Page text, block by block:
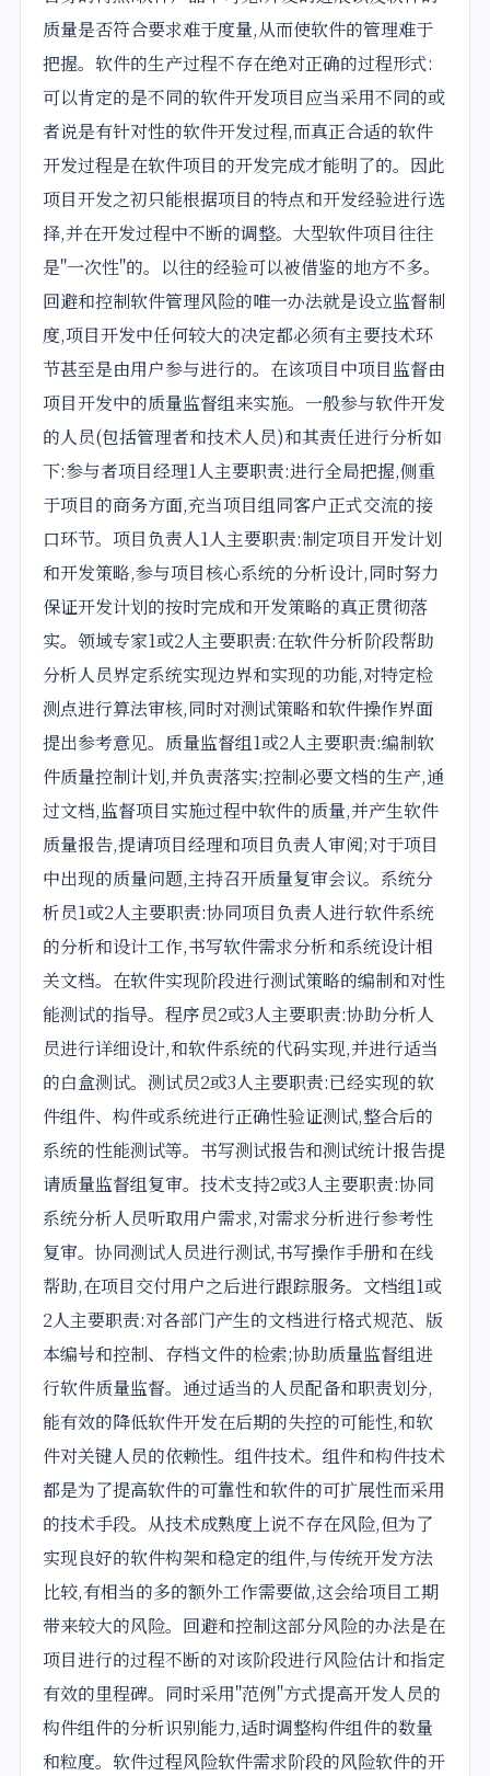
质量是否符合要求难于度量,从而使软件的管理难于
把握。软件的生产过程不存在绝对正确的过程形式:
可以肯定的是不同的软件开发项目应当采用不同的或
者说是有针对性的软件开发过程,而真正合适的软件
开发过程是在软件项目的开发完成才能明了的。因此
项目开发之初只能根据项目的特点和开发经验进行选
择,并在开发过程中不断的调整。大型软件项目往往
是"一次性"的。以往的经验可以被借鉴的地方不多。
回避和控制软件管理风险的唯一办法就是设立监督制
度,项目开发中任何较大的决定都必须有主要技术环
节甚至是由用户参与进行的。在该项目中项目监督由
项目开发中的质量监督组来实施。一般参与软件开发
的人员(包括管理者和技术人员)和其责任进行分析如
下:参与者项目经理1人主要职责:进行全局把握,侧重
于项目的商务方面,充当项目组同客户正式交流的接
口环节。项目负责人1人主要职责:制定项目开发计划
和开发策略,参与项目核心系统的分析设计,同时努力
保证开发计划的按时完成和开发策略的真正贯彻落
实。领域专家1或2人主要职责:在软件分析阶段帮助
分析人员界定系统实现边界和实现的功能,对特定检
测点进行算法审核,同时对测试策略和软件操作界面
提出参考意见。质量监督组1或2人主要职责:编制软
件质量控制计划,并负责落实;控制必要文档的生产,通
过文档,监督项目实施过程中软件的质量,并产生软件
质量报告,提请项目经理和项目负责人审阅;对于项目
中出现的质量问题,主持召开质量复审会议。系统分
析员1或2人主要职责:协同项目负责人进行软件系统
的分析和设计工作,书写软件需求分析和系统设计相
关文档。在软件实现阶段进行测试策略的编制和对性
能测试的指导。程序员2或3人主要职责:协助分析人
员进行详细设计,和软件系统的代码实现,并进行适当
的白盒测试。测试员2或3人主要职责:已经实现的软
件组件、构件或系统进行正确性验证测试,整合后的
系统的性能测试等。书写测试报告和测试统计报告提
请质量监督组复审。技术支持2或3人主要职责:协同
系统分析人员听取用户需求,对需求分析进行参考性
复审。协同测试人员进行测试,书写操作手册和在线
帮助,在项目交付用户之后进行跟踪服务。文档组1或
2人主要职责:对各部门产生的文档进行格式规范、版
本编号和控制、存档文件的检索;协助质量监督组进
行软件质量监督。通过适当的人员配备和职责划分,
能有效的降低软件开发在后期的失控的可能性,和软
件对关键人员的依赖性。组件技术。组件和构件技术
都是为了提高软件的可靠性和软件的可扩展性而采用
的技术手段。从技术成熟度上说不存在风险,但为了
实现良好的软件构架和稳定的组件,与传统开发方法
比较,有相当的多的额外工作需要做,这会给项目工期
带来较大的风险。回避和控制这部分风险的办法是在
项目进行的过程不断的对该阶段进行风险估计和指定
有效的里程碑。同时采用"范例"方式提高开发人员的
构件组件的分析识别能力,适时调整构件组件的数量
和粒度。软件过程风险软件需求阶段的风险软件的开